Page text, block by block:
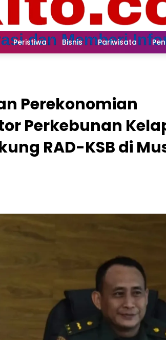
Peristiwa Bisnis Pariwisata
Perekonomian
Perkebunan
RAD-KSB di